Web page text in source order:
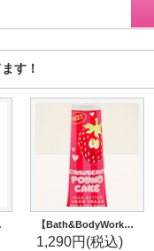
す！
ーミント 【Bath&BodyWorks】シアバターハンドクリーム：ストロベリーパウンドケーキ
1,290円(税込)